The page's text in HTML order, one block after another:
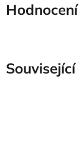
Hodnocení